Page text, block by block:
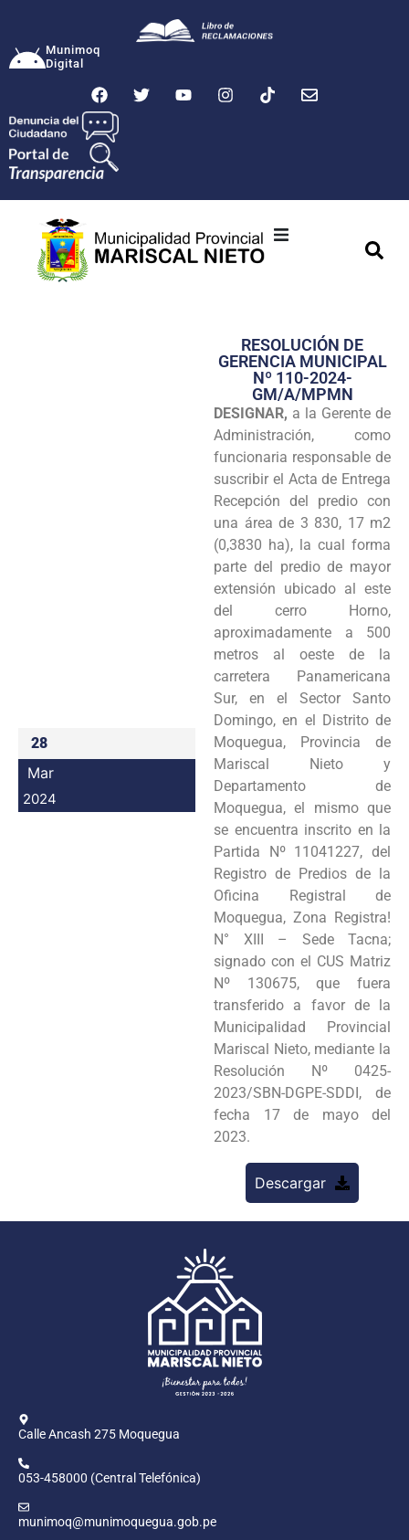
Munimoq
Digital
Transparencia
Seguridad
Programas
Intranet
28
Mar
2024
RESOLUCIÓN DE
GERENCIA MUNICIPAL
Nº 110-2024-
GM/A/MPMN
DESIGNAR, a la Gerente de
Administración, como
funcionaria responsable de
suscribir el Acta de Entrega
Recepción del predio con
una área de 3 830, 17 m2
(0,3830 ha), la cual forma
parte del predio de mayor
extensión ubicado al este
del cerro Horno,
aproximadamente a 500
metros al oeste de la
carretera Panamericana
Sur, en el Sector Santo
Domingo, en el Distrito de
Moquegua, Provincia de
Mariscal Nieto y
Departamento de
Moquegua, el mismo que
se encuentra inscrito en la
Partida Nº 11041227, del
Registro de Predios de la
Oficina Registral de
Moquegua, Zona Registra!
N° XIII – Sede Tacna;
signado con el CUS Matriz
Nº 130675, que fuera
transferido a favor de la
Municipalidad Provincial
Mariscal Nieto, mediante la
Resolución Nº 0425-
2023/SBN-DGPE-SDDI, de
fecha 17 de mayo del
2023.
Descargar
Calle Ancash 275 Moquegua
053-458000 (Central Telefónica)
munimoq@munimoquegua.gob.pe